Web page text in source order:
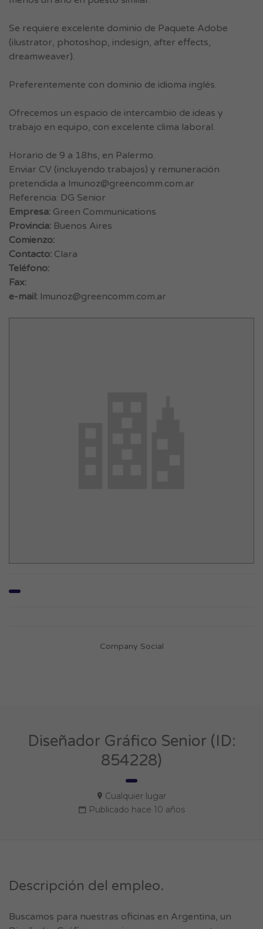
Se requiere excelente dominio de Paquete Adobe
(ilustrator, photoshop, indesign, after effects,
dreamweaver).
Preferentemente con dominio de idioma inglés.
Ofrecemos un espacio de intercambio de ideas y
trabajo en equipo, con excelente clima laboral.
Horario de 9 a 18hs, en Palermo.
Enviar CV (incluyendo trabajos) y remuneración
pretendida a lmunoz@greencomm.com.ar
Referencia: DG Senior
Empresa: Green Communications
Provincia: Buenos Aires
Comienzo:
Contacto: Clara
Teléfono:
Fax:
e-mail: lmunoz@greencomm.com.ar
Company Social
Diseñador Gráfico Senior (ID:
854228)
Cualquier lugar
Publicado hace 10 años
Descripción del empleo.
Buscamos para nuestras oficinas en Argentina, un